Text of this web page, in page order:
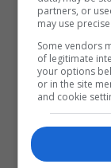
Zgjedhjet Lokale
partners, or
may use
Some vendors
of legitimate
your options
or in the site
and cookie